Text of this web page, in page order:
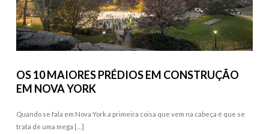
OS 10 MAIORES PRÉDIOS EM CONSTRUÇÃO
EM NOVA YORK
Quando se fala em Nova York a primeira coisa que vem na cabeça é que se
trata de uma mega […]